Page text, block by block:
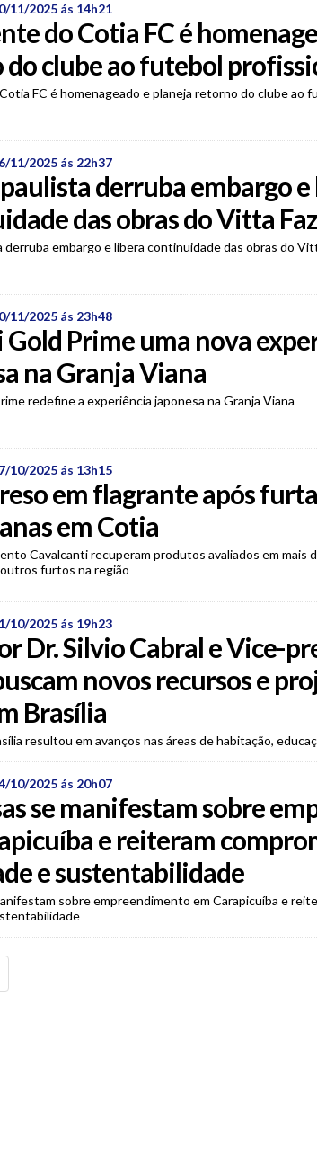
11/2025 ás 14h21
do Cotia FC é
clube ao futebol
FC é homenageado e planeja retorno do clube ao
11/2025 ás 22h37
derruba embargo e
das obras do Vitta
derruba embargo e libera continuidade das obras do
11/2025 ás 23h48
Gold Prime uma nova
na Granja Viana
redefine a experiência japonesa na Granja Viana
10/2025 ás 13h15
em flagrante após
em Cotia
Cavalcanti recuperam produtos avaliados em mais
furtos na região
10/2025 ás 19h23
Dr. Silvio Cabral e Vice-
novos recursos e
Brasília
resultou em avanços nas áreas de habitação,
10/2025 ás 20h07
se manifestam sobre
e reiteram
e sustentabilidade
sobre empreendimento em Carapicuíba e